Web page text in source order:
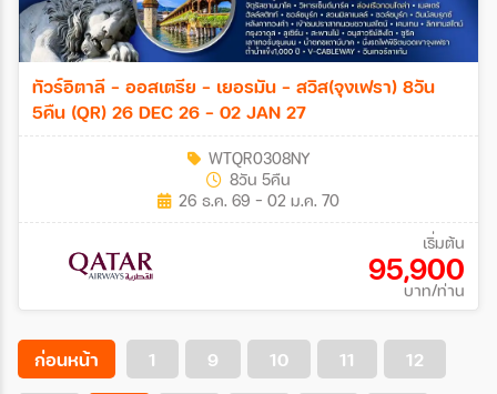
ทัวร์อิตาลี - ออสเตรีย - เยอรมัน - สวิส(จุงเฟรา) 8วัน
5คืน (QR) 26 DEC 26 - 02 JAN 27
WTQR0308NY
8วัน 5คืน
26 ธ.ค. 69 - 02 ม.ค. 70
เริ่มต้น
95,900
บาท/ท่าน
ก่อนหน้า 1 9 10 11 12